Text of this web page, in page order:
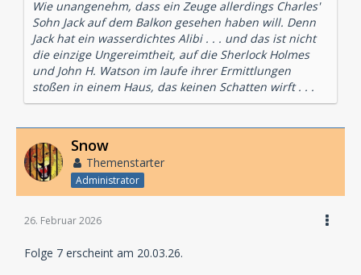
Wie unangenehm, dass ein Zeuge allerdings Charles'
Sohn Jack auf dem Balkon gesehen haben will. Denn
Jack hat ein wasserdichtes Alibi . . . und das ist nicht
die einzige Ungereimtheit, auf die Sherlock Holmes
und John H. Watson im laufe ihrer Ermittlungen
stoßen in einem Haus, das keinen Schatten wirft . . .
Snow
Themenstarter
Administrator
26. Februar 2026
Folge 7 erscheint am 20.03.26.